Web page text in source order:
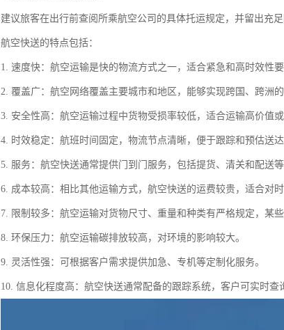
建议旅客在出行前查阅所乘航空公司的具体托运规定，并留出充
航空快送的特点包括：
1. 速度快：航空运输是快的物流方式之一，适合紧急和高时效性要
2. 覆盖广：航空网络覆盖主要城市和地区，能够实现跨国、跨洲的
3. 安全性高：航空运输过程中货物受损率较低，适合运输高价值或
4. 时效稳定：航班时间固定，物流节点清晰，便于跟踪和预估送达
5. 服务：航空快送通常提供门到门服务，包括提货、清关和配送等
6. 成本较高：相比其他运输方式，航空快送的运费较贵，适合对
7. 限制较多：航空运输对货物尺寸、重量和种类有严格规定，某
8. 环保压力：航空运输碳排放较高，对环境的影响较大。
9. 灵活性强：可根据客户需求提供加急、专机等定制化服务。
10. 信息化程度高：航空快送通常配备的跟踪系统，客户可实时查